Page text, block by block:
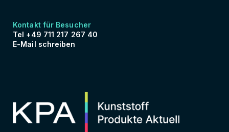
Kontakt für Besucher
Tel +49 711 217 267 40
E-Mail schreiben